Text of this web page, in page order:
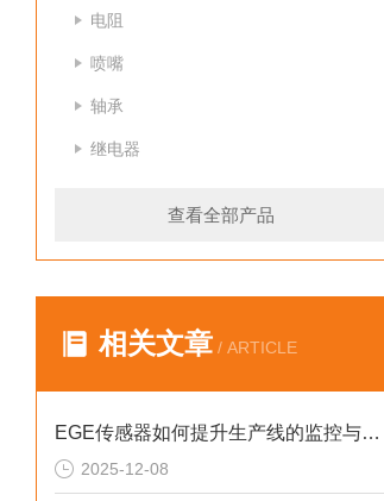
电阻
喷嘴
轴承
继电器
查看全部产品
相关文章 / ARTICLE
EGE传感器如何提升生产线的监控与管理效率？
2025-12-08